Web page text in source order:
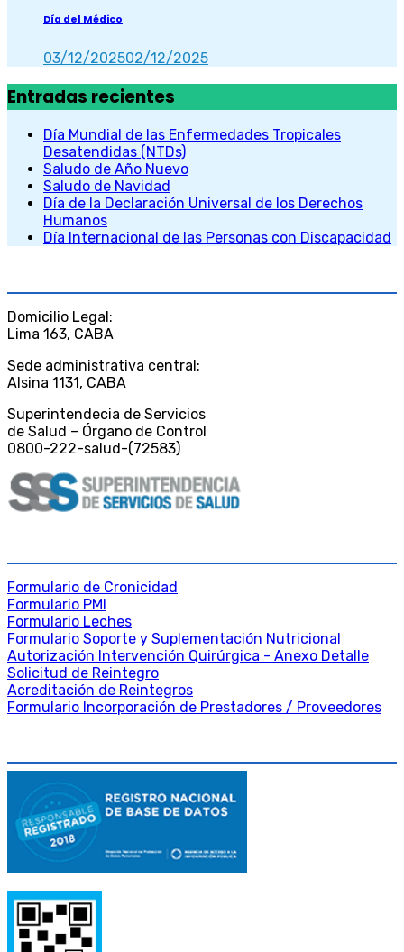
Día del Médico
03/12/202502/12/2025
Entradas recientes
Día Mundial de las Enfermedades Tropicales
Desatendidas (NTDs)
Saludo de Año Nuevo
Saludo de Navidad
Día de la Declaración Universal de los Derechos
Humanos
Día Internacional de las Personas con Discapacidad
Domicilio Legal:
Lima 163, CABA
Sede administrativa central:
Alsina 1131, CABA
Superintendecia de Servicios
de Salud – Órgano de Control
0800-222-salud-(72583)
Formulario de Cronicidad
Formulario PMI
Formulario Leches
Formulario Soporte y Suplementación Nutricional
Autorización Intervención Quirúrgica - Anexo Detalle
Solicitud de Reintegro
Acreditación de Reintegros
Formulario Incorporación de Prestadores / Proveedores